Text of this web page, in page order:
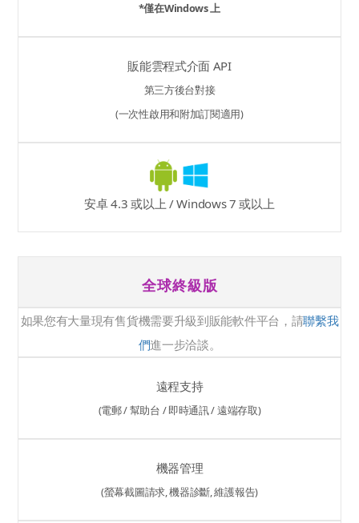
*僅在Windows 上
販能雲程式介面 API
第三方後台對接
(一次性啟用和附加訂閱適用)
安卓 4.3 或以上 / Windows 7 或以上
全球終級版
如果您有大量現有售貨機需要升級到販能軟件平台，請聯繫我
們進一步洽談。
遠程支持
(電郵 / 幫助台 / 即時通訊 / 遠端存取)
機器管理
(螢幕截圖請求, 機器診斷, 維護報告)